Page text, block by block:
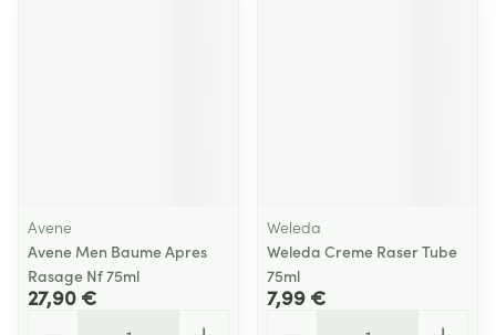
Avene
Avene Men Baume Apres
Rasage Nf 75ml
27,90 €
Weleda
Weleda Creme Raser Tube
75ml
7,99 €